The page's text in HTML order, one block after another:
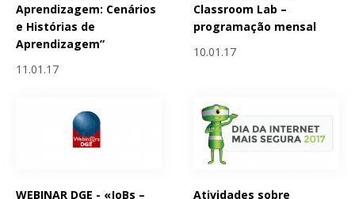
Aprendizagem: Cenários
e Histórias de
Aprendizagem”
11.01.17
Classroom Lab –
programação mensal
10.01.17
WEBINAR DGE - «JoBs –
Atividades sobre